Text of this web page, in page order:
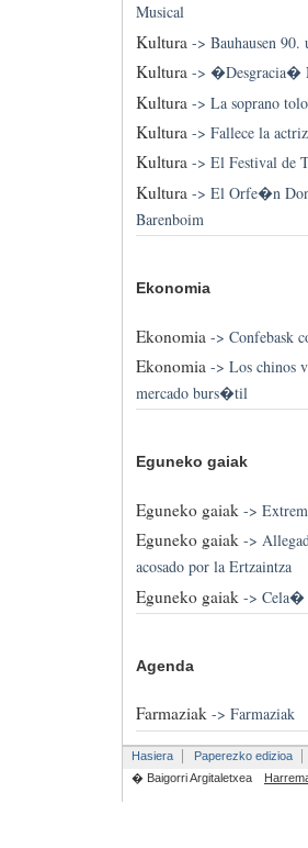
Musical
Kultura-> Bauhausen
Kultura-> �Desgracia�
Kultura -> La soprano
Kultura-> Fallece la
Kultura-> El Festival de
Kultura-> El Orfe�n
Barenboim
Ekonomia
Ekonomia -> Confebask
Ekonomia-> Los chinos
mercado burs�til
Eguneko gaiak
Eguneko gaiak ->
Eguneko gaiak->
acosado por la Ertzaintza
Eguneko gaiak -> Cela�
Agenda
Farmaziak-> Farmaziak
Hasiera Paperezko edizioa
� Baigorri Argitaletxea